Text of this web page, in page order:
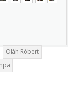
Oláh Róbert